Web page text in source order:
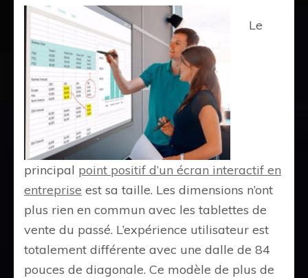
Le
principal point positif d’un écran interactif en
entreprise est sa taille. Les dimensions n’ont
plus rien en commun avec les tablettes de
vente du passé. L’expérience utilisateur est
totalement différente avec une dalle de 84
pouces de diagonale. Ce modèle de plus de